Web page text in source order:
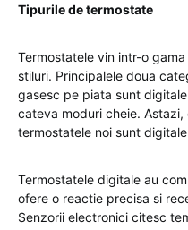
Tipurile de termostate
Termostatele vin intr-o
stiluri. Principalele doua
gasesc pe piata sunt
cateva moduri cheie.
termostatele noi sunt
Termostatele digitale au
ofere o reactie precisa si
Senzorii electronici citesc